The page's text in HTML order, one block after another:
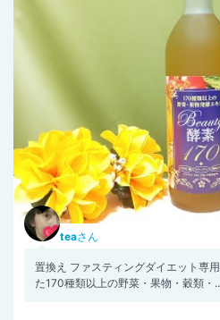
teaさん
置換え ファスティングダイエット専
た170種類以上の野菜・果物・穀類・